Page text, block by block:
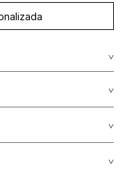
100% 100.00%
planchar con vapor
Card y American